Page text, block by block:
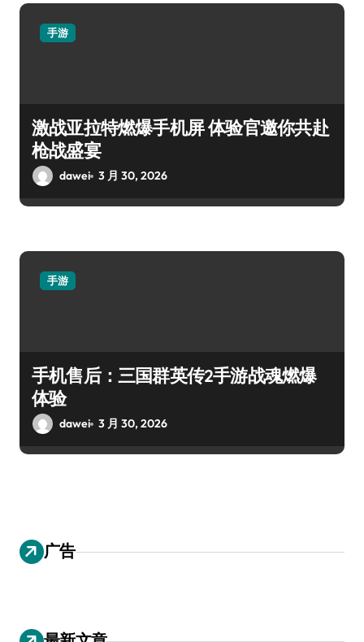
手游
激战亚拉特燃爆手机屏 体验官邀你共赴
枪战盛宴
dawei 3 月 30, 2026
手游
手机售后：三国群英传2手游战魂燃爆
体验
dawei 3 月 30, 2026
广告